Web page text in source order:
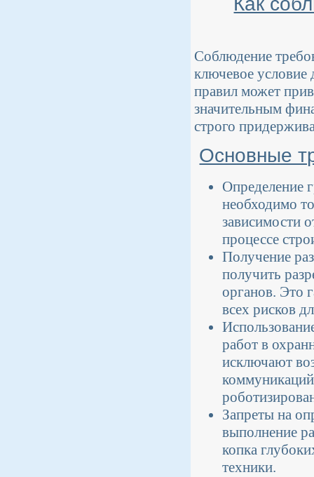
Соблюдение
ключевое
правил может
значительным
строго
Основные
Определение
необходимо
зависимости
процессе
Получение
получить
органов. Это
всех рисков
работ в
исключают
коммуникаций
Запреты на
выполнение
копка
техники.